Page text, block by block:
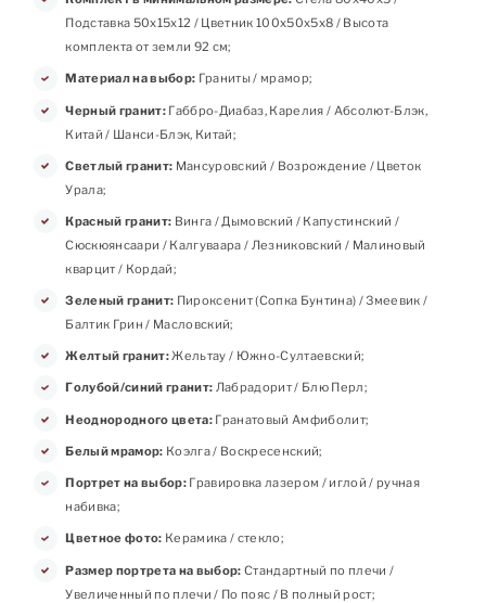
Подставка 50х15х12 / Цветник 100х50х5х8 / Высота
комплекта от земли 92 см;
Материал на выбор: Граниты / мрамор;
Черный гранит:Габбро-Диабаз, Карелия / Абсолют-Блэк,
Китай / Шанси-Блэк, Китай;
Светлый гранит: Мансуровский / Возрождение / Цветок
Урала;
Красный гранит: Винга / Дымовский / Капустинский /
Сюскюянсаари / Калгуваара / Лезниковский / Малиновый
кварцит / Кордай;
Зеленый гранит: Пироксенит (Сопка Бунтина) / Змеевик /
Балтик Грин / Масловский;
Желтый гранит:Жельтау / Южно-Султаевский;
Голубой/синий гранит: Лабрадорит / Блю Перл;
Неоднородного цвета:Гранатовый Амфиболит;
Белый мрамор: Коэлга / Воскресенский;
Портрет на выбор:Гравировка лазером / иглой / ручная
набивка;
Цветное фото: Керамика / стекло;
Размер портрета на выбор: Стандартный по плечи /
Увеличенный по плечи / По пояс / В полный рост;